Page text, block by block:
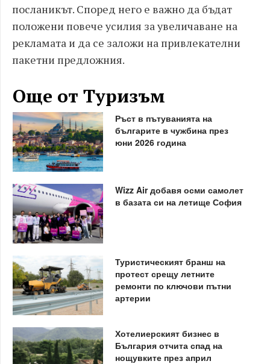
посланикът. Според него е важно да бъдат
положени повече усилия за увеличаване на
рекламата и да се заложи на привлекателни
пакетни предложния.
Още от Туризъм
Ръст в пътуванията на
българите в чужбина през
юни 2026 година
Wizz Air добавя осми самолет
в базата си на летище София
Туристическият бранш на
протест срещу летните
ремонти по ключови пътни
артерии
Хотелиерският бизнес в
България отчита спад на
нощувките през април